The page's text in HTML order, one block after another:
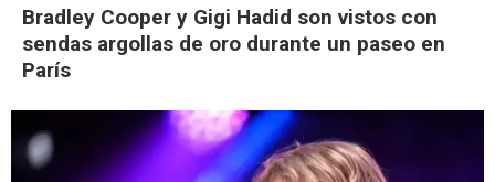
Bradley Cooper y Gigi Hadid son vistos con
sendas argollas de oro durante un paseo en
París